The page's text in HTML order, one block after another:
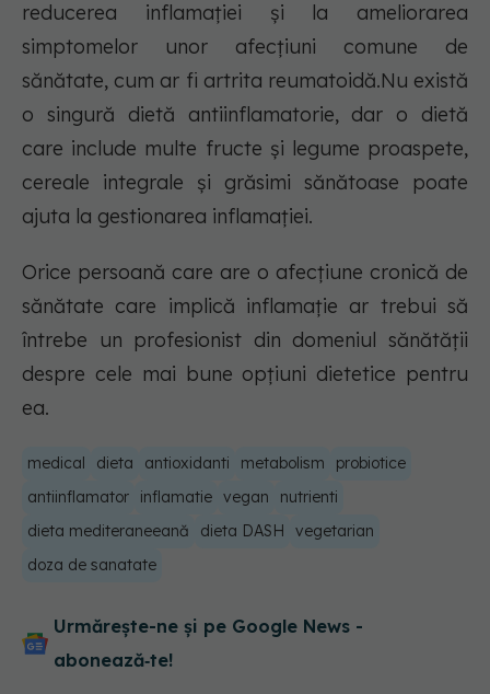
reducerea inflamației și la ameliorarea
simptomelor unor afecțiuni comune de
sănătate, cum ar fi artrita reumatoidă.Nu există
o singură dietă antiinflamatorie, dar o dietă
care include multe fructe și legume proaspete,
cereale integrale și grăsimi sănătoase poate
ajuta la gestionarea inflamației.
Orice persoană care are o afecțiune cronică de
sănătate care implică inflamație ar trebui să
întrebe un profesionist din domeniul sănătății
despre cele mai bune opțiuni dietetice pentru
ea.
medical dieta antioxidanti metabolism
probiotice
antiinflamator
inflamatie vegan
nutrienti
dieta mediteraneeană
dieta DASH
vegetarian
doza de sanatate
Urmărește-ne și pe Google News -
abonează‑te!